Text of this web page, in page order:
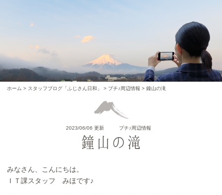
ホーム > スタッフブログ「ふじさん日和」 > プチ♪周辺情報 >鐘山の滝
2023/06/06 更新 プチ♪周辺情報
鐘山の滝
みなさん、こんにちは。
ＩＴ課スタッフ みほです♪